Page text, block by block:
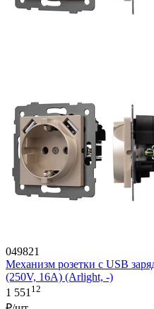
049821
Механизм розетки с USB
(250V, 16A) (Arlight, -)
1 55112